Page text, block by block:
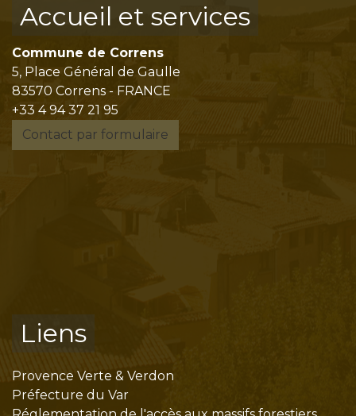
Accueil et services
Commune de Correns
5, Place Général de Gaulle
83570 Correns - FRANCE
+33 4 94 37 21 95
Contact par formulaire
Liens
Provence Verte & Verdon
Préfecture du Var